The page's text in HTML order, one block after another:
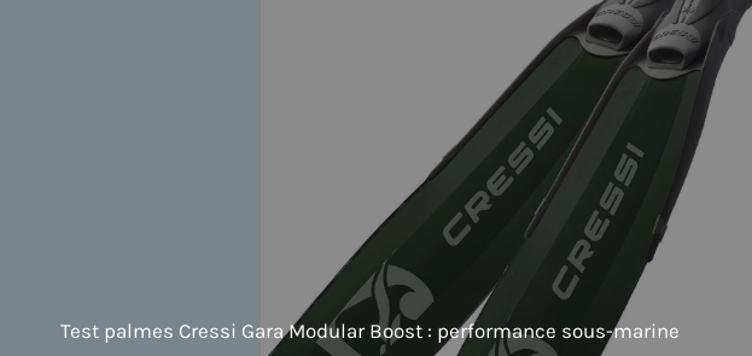
Test palmes Cressi Gara Modular Boost : performance sous-marine